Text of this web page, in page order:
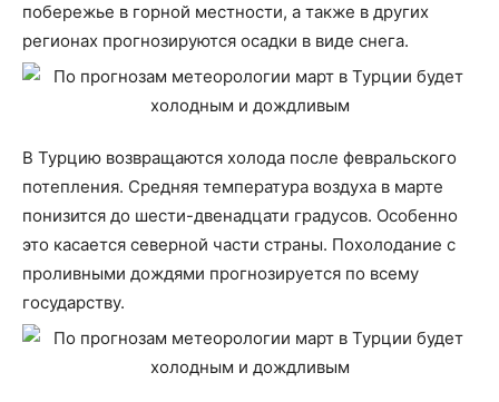
побережье в горной местности, а также в других
регионах прогнозируются осадки в виде снега.
В Турцию возвращаются холода после февральского
потепления. Средняя температура воздуха в марте
понизится до шести-двенадцати градусов. Особенно
это касается северной части страны. Похолодание с
проливными дождями прогнозируется по всему
государству.